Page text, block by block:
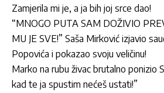
Zamjerila mi je, a ja bih joj srce dao!
“MNOGO PUTA SAM DOŽIVIO
MU JE SVE!” Saša Mirković izjavio
Popovića i pokazao svoju veličinu!
Marko na rubu živac brutalno ponizio
kad te ja spustim nećeš ustati!”